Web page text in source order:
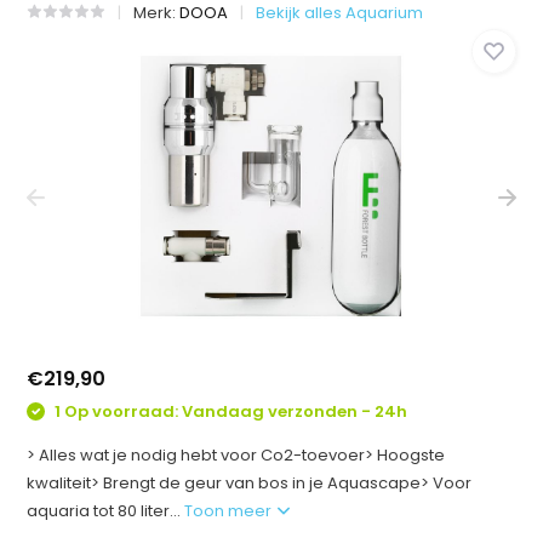
Merk:DOOA Bekijk alles Aquarium
€219,90
1 Op voorraad: Vandaag verzonden - 24h
> Alles wat je nodig hebt voor Co2-toevoer> Hoogste
kwaliteit> Brengt de geur van bos in je Aquascape> Voor
aquaria tot 80 liter...Toon meer